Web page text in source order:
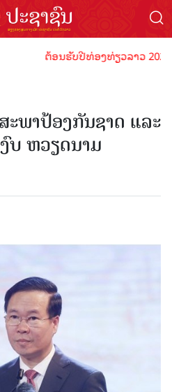
ຕ້ອນຮັບປີທ່ອງທ່ຽວລາວ 2024
ພາປ້ອງກັນຊາດ ແລະ
ບ ຫວຽດນາມ